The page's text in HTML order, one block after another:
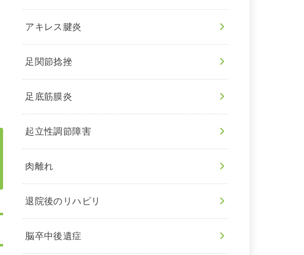
アキレス腱炎
足関節捻挫
足底筋膜炎
起立性調節障害
肉離れ
退院後のリハビリ
脳卒中後遺症